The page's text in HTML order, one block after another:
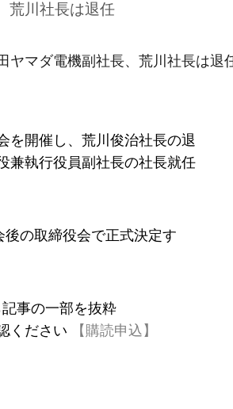
荒川社長は退任
ヤマダ電機副社長、荒川社長は退
を開催し、荒川俊治社長の退
兼執行役員副社長の社長就任
の取締役会で正式決定す
事の一部を抜粋
ください
【購読申込】